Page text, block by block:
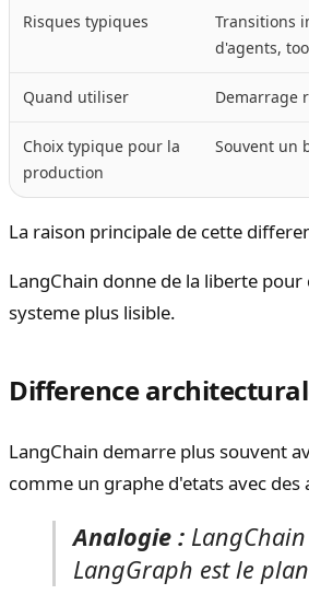
Risques typiques
Transitions
d'agents,
Quand utiliser Demarrage
Choix typique pour la
production
Souvent un
La raison principale de cette
LangChain donne de la liberte
systeme plus lisible.
Difference
LangChain demarre plus souvent
comme un graphe d'etats avec
Analogie :
LangGraph est le